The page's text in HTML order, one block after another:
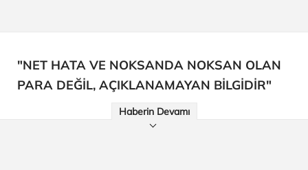
"NET HATA VE NOKSANDA NOKSAN OLAN
PARA DEĞİL, AÇIKLANAMAYAN BİLGİDİR"
Haberin Devamı